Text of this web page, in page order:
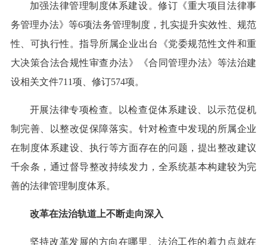
加强法律管理制度体系建设。修订《重大项目法律事
务管理办法》等6项法务管理制度，扎实提升实效性、规范
性、可执行性。指导所属企业出台《党委规范性文件和重
大决策合法合规性审查办法》《合同管理办法》等法治建
设相关文件711项、修订574项。
开展法律专项检查。以检查促体系建设、以示范促机
制完善、以整改促保障落实。针对检查中发现的所属企业
在制度体系建设、执行等方面存在的问题，提出整改建议
千余条，通过督导整改持续发力，全系统基本构建较为完
善的法律管理制度体系。
改革在法治轨道上不断走向深入
坚持改革发展的方向在哪里、法治工作的着力点就在